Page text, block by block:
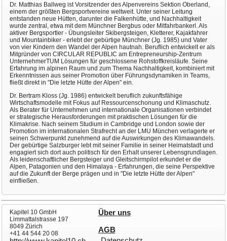
Dr. Matthias Ballweg ist Vorsitzender des Alpenvereins Sektion Oberland,
einem der größten Bergsportvereine weltweit. Unter seiner Leitung
entstanden neue Hütten, darunter die Falkenhütte, und Nachhaltigkeit
wurde zentral, etwa mit dem Münchner Bergbus oder Mitfahrbankerl. Als
aktiver Bergsportler - Übungsleiter Skibergsteigen, Kletterer, Kajakfahrer
und Mountainbiker - erlebt der gebürtige Münchner (Jg. 1985) und Vater
von vier Kindern den Wandel der Alpen hautnah. Beruflich entwickelt er als
Mitgründer von CIRCULAR REPUBLIC am Entrepreneurship-Zentrum
UnternehmerTUM Lösungen für geschlossene Rohstoffkreisläufe. Seine
Erfahrung im alpinen Raum und zum Thema Nachhaltigkeit, kombiniert mit
Erkenntnissen aus seiner Promotion über Führungsdynamiken in Teams,
fließt direkt in "Die letzte Hütte der Alpen" ein.
Dr. Bertram Kloss (Jg. 1986) entwickelt beruflich zukunftsfähige
Wirtschaftsmodelle mit Fokus auf Ressourcenschonung und Klimaschutz.
Als Berater für Unternehmen und internationale Organisationen verbindet
er strategische Herausforderungen mit praktischen Lösungen für die
Klimakrise. Nach seinem Studium in Cambridge und London sowie der
Promotion im internationalen Strafrecht an der LMU München verlagerte er
seinen Schwerpunkt zunehmend auf die Auswirkungen des Klimawandels.
Der gebürtige Salzburger lebt mit seiner Familie in seiner Heimatstadt und
engagiert sich dort auch politisch für den Erhalt unserer Lebensgrundlagen.
Als leidenschaftlicher Bergsteiger und Gleitschirmpilot erkundet er die
Alpen, Patagonien und den Himalaya - Erfahrungen, die seine Perspektive
auf die Zukunft der Berge prägen und in "Die letzte Hütte der Alpen"
einfließen.
Kapitel 10 GmbH
Limmattalstrasse 197
8049 Zürich
+41 44 544 20 08
Über uns
AGB